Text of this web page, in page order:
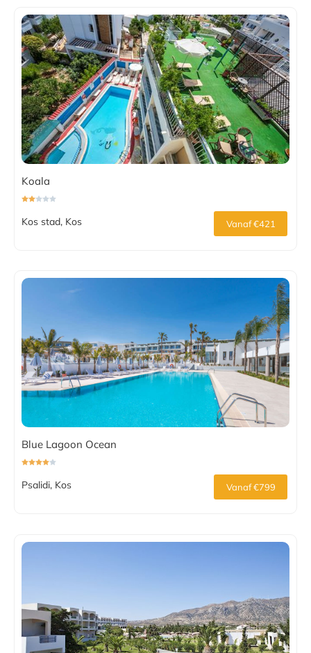
Koala
Kos stad, Kos Vanaf €421
Blue Lagoon Ocean
Psalidi, Kos Vanaf €799